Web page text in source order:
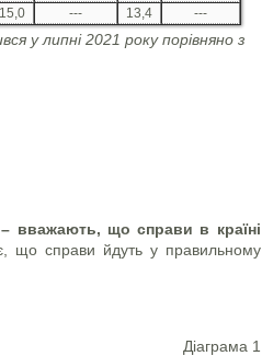
15,0 --- 13,4 ---
у липні 2021 року порівняно з
вважають, що справи в країні
що справи йдуть у правильному
Діаграма 1